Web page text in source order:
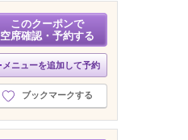
このクーポンで
空席確認・予約する
メニューを追加して予約
ブックマークする